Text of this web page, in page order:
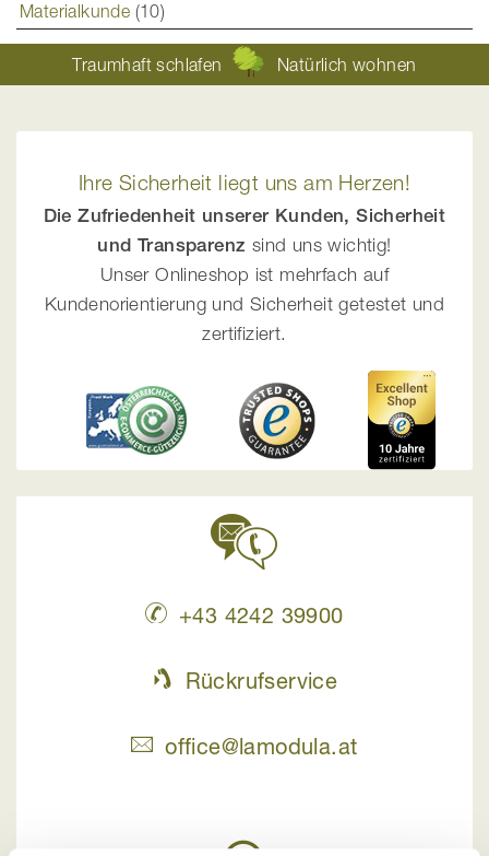
Materialkunde (10)
Traumhaft schlafen Natürlich wohnen
Ihre Sicherheit liegt uns am Herzen!
Die Zufriedenheit unserer Kunden, Sicherheit
und Transparenz sind uns wichtig!
Unser Onlineshop ist mehrfach auf
Kundenorientierung und Sicherheit getestet und
zertifiziert.
+43 4242 39900
Rückrufservice
office@lamodula.at